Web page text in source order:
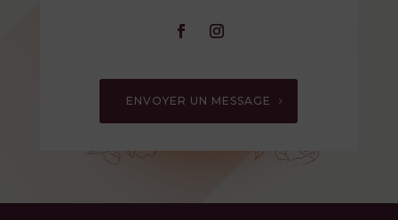
ENVOYER UN MESSAGE